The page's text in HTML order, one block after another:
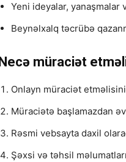
Yeni ideyalar, yanaşmalar
Beynəlxalq təcrübə
Necə müraciət
Onlayn müraciət
Müraciətə başlamazdan
Rəsmi vebsayta daxil
Şəxsi və təhsil